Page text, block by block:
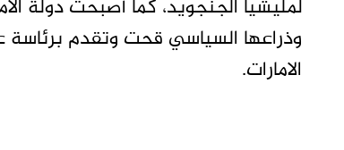
لمليشيا الجنجويد، كما أصبحت دولة
وذراعها السياسي قحت وتقدم برئاسة
الامارات.